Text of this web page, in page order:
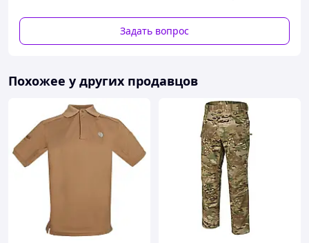
Задать вопрос
Похожее у других продавцов